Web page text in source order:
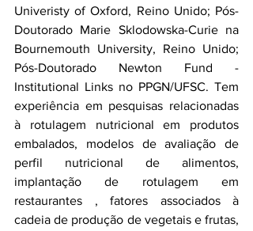
Univeristy of Oxford, Reino Unido; Pós-
Doutorado Marie Sklodowska-Curie na
Bournemouth University, Reino Unido;
Pós-Doutorado Newton Fund -
Institutional Links no PPGN/UFSC. Tem
experiência em pesquisas relacionadas
à rotulagem nutricional em produtos
embalados, modelos de avaliação de
perfil nutricional de alimentos,
implantação de rotulagem em
restaurantes , fatores associados à
cadeia de produção de vegetais e frutas,